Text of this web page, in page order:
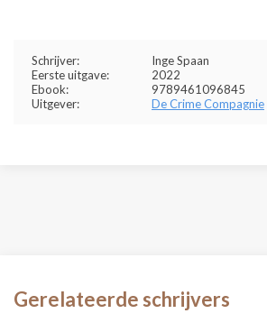
Schrijver:
Inge Spaan
Eerste uitgave:
2022
Ebook:
9789461096845
Uitgever:
De Crime Compagnie
Gerelateerde schrijvers